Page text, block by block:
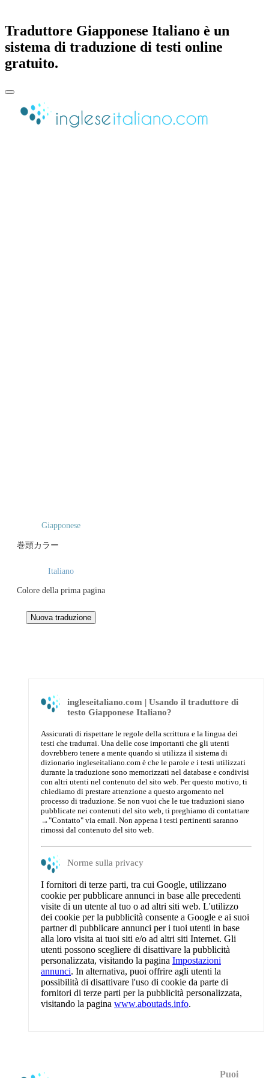
Traduttore Giapponese Italiano è un
sistema di traduzione di testi online
gratuito.
Giapponese
巻頭カラー
Italiano
Colore della prima pagina
ingleseitaliano.com | Usando il traduttore di
testo Giapponese Italiano?
Assicurati di rispettare le regole della scrittura e la lingua dei
testi che tradurrai. Una delle cose importanti che gli utenti
dovrebbero tenere a mente quando si utilizza il sistema di
dizionario ingleseitaliano.com è che le parole e i testi utilizzati
durante la traduzione sono memorizzati nel database e condivisi
con altri utenti nel contenuto del sito web. Per questo motivo, ti
chiediamo di prestare attenzione a questo argomento nel
processo di traduzione. Se non vuoi che le tue traduzioni siano
pubblicate nei contenuti del sito web, ti preghiamo di contattare
→"Contatto" via email. Non appena i testi pertinenti saranno
rimossi dal contenuto del sito web.
Norme sulla privacy
I fornitori di terze parti, tra cui Google, utilizzano
cookie per pubblicare annunci in base alle precedenti
visite di un utente al tuo o ad altri siti web. L'utilizzo
dei cookie per la pubblicità consente a Google e ai suoi
partner di pubblicare annunci per i tuoi utenti in base
alla loro visita ai tuoi siti e/o ad altri siti Internet. Gli
utenti possono scegliere di disattivare la pubblicità
personalizzata, visitando la pagina Impostazioni
annunci. In alternativa, puoi offrire agli utenti la
possibilità di disattivare l'uso di cookie da parte di
fornitori di terze parti per la pubblicità personalizzata,
visitando la pagina www.aboutads.info.
Puoi